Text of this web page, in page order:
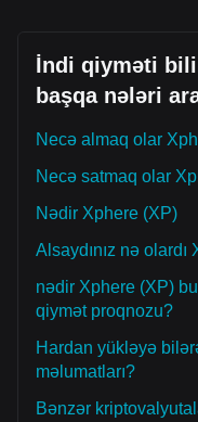
İndi qiyməti
başqa nələri
Necə almaq olar
Necə satmaq olar
Nədir Xphere (XP)
Alsaydınız nə
nədir Xphere (XP)
qiymət proqnozu?
Hardan yükləyə
məlumatları?
Bənzər